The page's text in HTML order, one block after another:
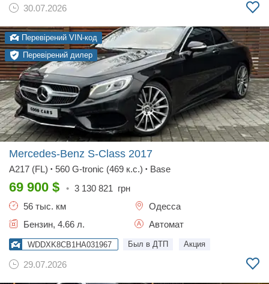
30.07.2026
Перевірений VIN-код
Перевірений дилер
Mercedes-Benz S-Class 2017
A217 (FL) • 560 G-tronic (469 к.с.) • Base
69 900 $ • 3 130 821 грн
56 тыс. км
Одесса
Бензин, 4.66 л.
Автомат
WDDXK8CB1HA031967 Был в ДТП Акция
29.07.2026